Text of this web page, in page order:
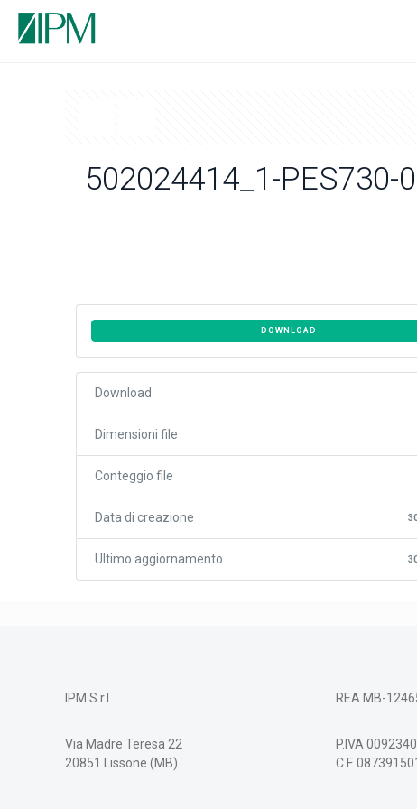
502024414_1-PES730-
DOWNLOAD
Download
Dimensioni file
Conteggio file
Data di creazione
Ultimo aggiornamento
IPM S.r.l.
Via Madre Teresa 22
20851 Lissone (MB)
REA MB-
P.IVA
C.F.